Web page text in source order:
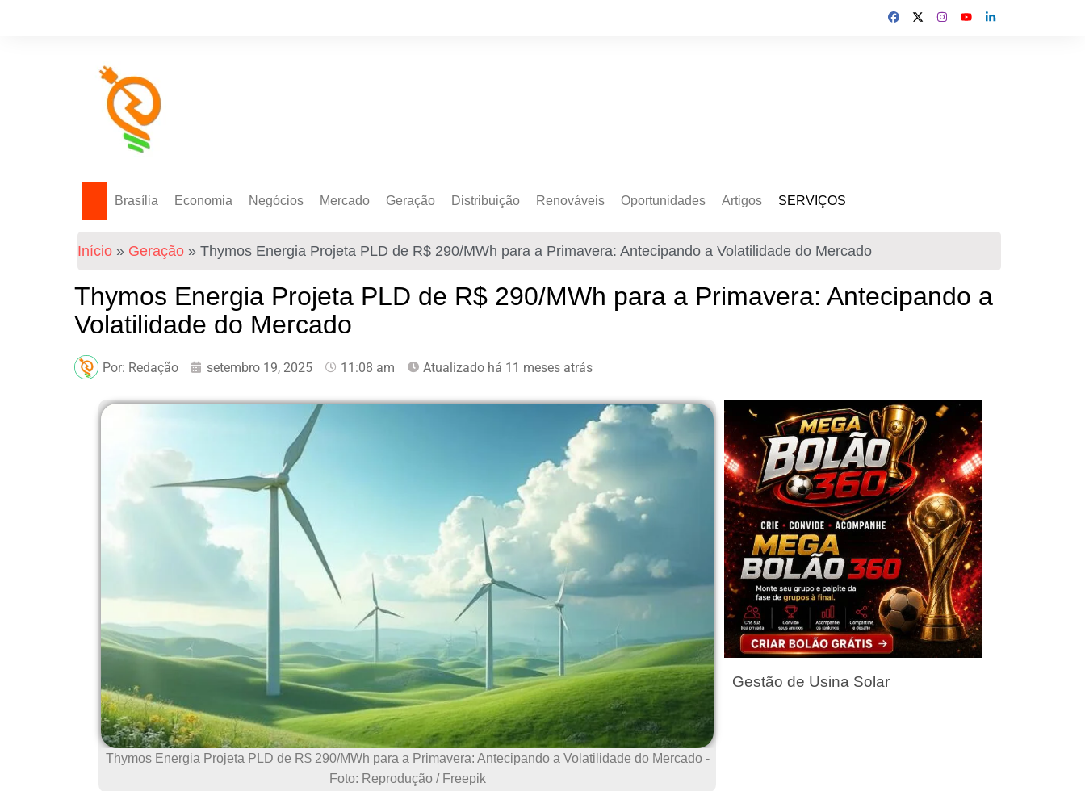
Brasília Economia
Tecnologia
Negócios
Empresas
Investimentos
Token
Mercado
Mercado Livre
Geração
Autoprodução
Eólica
Distribuição Renováveis
Sustentabilidade
Hidrogênio Verde
Mobilidade Elétrica
Oportunidades
Emprego
Artigos SERVIÇOS
Assinatura Solar
Mercado Livre
Início » Geração » Thymos Energia Projeta PLD de R$ 290/MWh para a Primavera: Antecipando a Volatilidade do Mercado
Thymos Energia Projeta PLD de R$ 290/MWh para a Primavera: Antecipando a
Volatilidade do Mercado
Por: Redação setembro 19, 2025 11:08 am Atualizado há 11 meses atrás
Thymos Energia Projeta PLD de R$ 290/MWh para a Primavera: Antecipando a Volatilidade do Mercado -
Foto: Reprodução / Freepik
Gestão de Usina Solar